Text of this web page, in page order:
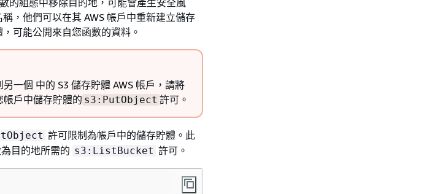
的組態中移除目的地，可能會產生安全風
，他們可以在其 AWS 帳戶中重新建立儲存
可能公開來自您函數的資料。
一個 中的 S3 儲存貯體 AWS 帳戶，請將
戶中儲存貯體的 s3:PutObject 許可。
許可限制為帳戶中的儲存貯體。此
目的地所需的 s3:ListBucket 許可。